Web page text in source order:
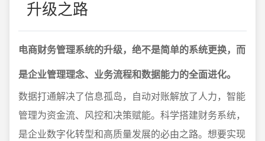
升级之路
电商财务管理系统的升级，绝不是简单的系统更换，而
是企业管理理念、业务流程和数据能力的全面进化。
数据打通解决了信息孤岛，自动对账解放了人力，智能
管理为资金流、风控和决策赋能。科学搭建财务系统，
是企业数字化转型和高质量发展的必由之路。想要实现